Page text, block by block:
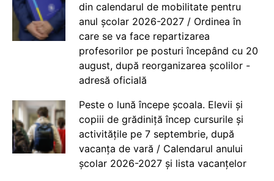
din calendarul de mobilitate pentru
anul școlar 2026-2027 / Ordinea în
care se va face repartizarea
profesorilor pe posturi începând cu 20
august, după reorganizarea școlilor -
adresă oficială
Peste o lună începe școala. Elevii și
copiii de grădiniță încep cursurile și
activitățile pe 7 septembrie, după
vacanța de vară / Calendarul anului
școlar 2026-2027 și lista vacanțelor